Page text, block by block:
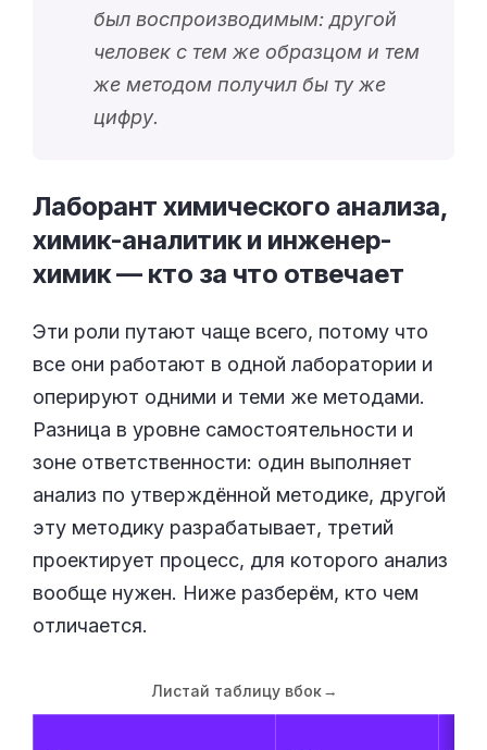
был воспроизводимым: другой
человек с тем же образцом и тем
же методом получил бы ту же
цифру.
Лаборант химического анализа,
химик-аналитик и инженер-
химик — кто за что отвечает
Эти роли путают чаще всего, потому что
все они работают в одной лаборатории и
оперируют одними и теми же методами.
Разница в уровне самостоятельности и
зоне ответственности: один выполняет
анализ по утверждённой методике, другой
эту методику разрабатывает, третий
проектирует процесс, для которого анализ
вообще нужен. Ниже разберём, кто чем
отличается.
Листай таблицу вбок →